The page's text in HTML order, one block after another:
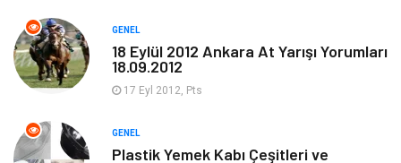
Güzellik & Bakım
Organizasyon
Hizmet
GENEL
18 Eylül 2012 Ankara At Yarışı Yorumları
18.09.2012
17 Eyl 2012, Pts
GENEL
Plastik Yemek Kabı Çeşitleri ve